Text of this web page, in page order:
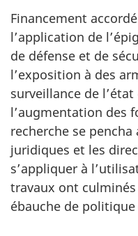
Financement
l’application de
de défense et de
l’exposition à des
surveillance de
l’augmentation des
recherche se
juridiques et les
s’appliquer à
travaux ont
ébauche de politique